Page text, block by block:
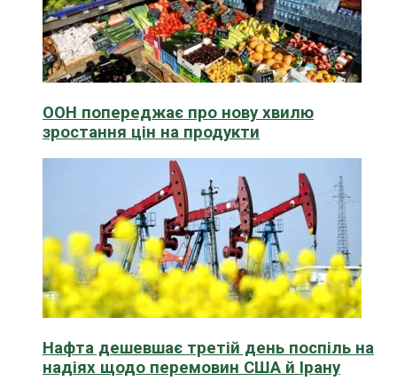
ООН попереджає про нову хвилю
зростання цін на продукти
Нафта дешевшає третій день поспіль на
надіях щодо перемовин США й Ірану